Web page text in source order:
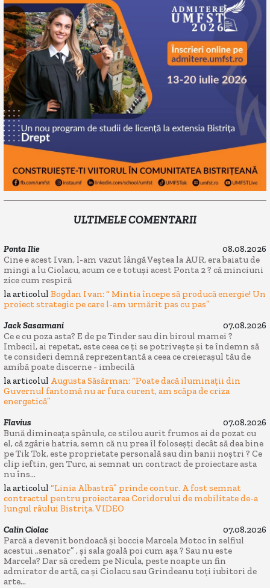
ULTIMELE COMENTARII
Ponta Ilie
08.08.2026
Cine e acest Ivan, l-am vazut lângă Veștea la AUR, era baiatu de
mingi a lu Ciolacu, acum ce e totuși acest Ponta 2 ? că minciuni
zice cum respiră
la articolul Bogdan Ivan: “ Mintia începe să producă energie! Un
proiect strategic pe care l-am urmărit pas cu pas”
Jack Sasarmani
07.08.2026
Ce e cu poza asta? E de pe Tinder sau din biroul mamei ?
Imbecil, ai repetat, este ceea ce ți se potrivește și te îndemn să
te consideri demnă reprezentantă a ceea ce creierașul tău de
amibă poate discerne - imbecilă
la articolul Augusta Săsărman: “Poate dacă iluminații din
Guvernul fantomă nu ar fura curent, am scăpa de criza
energetică”
Flavius
07.08.2026
Bună dimineața spânule, ce stilou aurit frumos ai de pozat cu
el, că zgârie hatria, semn că nu prea îl foloseșți decât să dea bine
pe Tik Tok, este proprietate personală sau din banii noștri ? Ce
clip ieftin, gen Turc, ai semnat un contract de proiectare asta
nu îns...
la articolul “Linia Albastră” prinde contur. A fost semnat
contractul pentru proiectarea Coridorului de mobilitate de-a
lungul râului Bistrița. VIDEO
Calin Ciolac
07.08.2026
Parcă a devenit bondoacă și boccie Marcela Motoc în selfiul
acestui „senator” , și sala goală poi cum așa ? Sau nu este
Marcela? Dar să credem pe Nicula, peste noapte un fin
admirator de artă, ca și Ciolacu sau Grindeanu toți iubitori de
arte...